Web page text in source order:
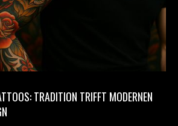
TRADITION TRIFFT MODERNEN